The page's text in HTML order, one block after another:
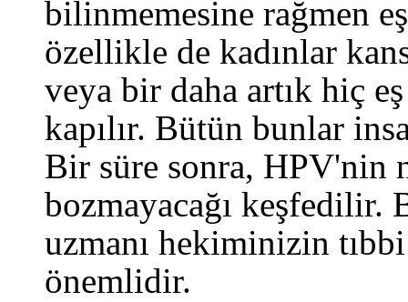
bilinmemesine rağmen
özellikle de kadınlar
veya bir daha artık hiç
kapılır. Bütün bunlar
Bir süre sonra, HPV'nin
bozmayacağı
uzmanı hekiminizin
önemlidir.